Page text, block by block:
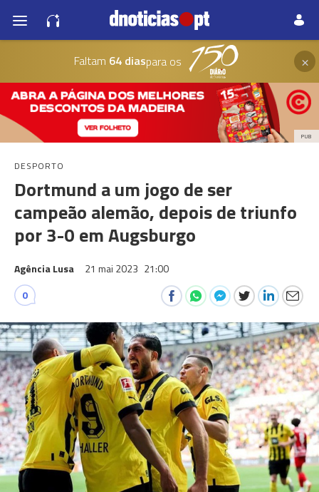
Faltam 64 diaspara os ×
PUB
DESPORTO
Dortmund a um jogo de ser
campeão alemão, depois de triunfo
por 3-0 em Augsburgo
Agência Lusa 21 mai 2023 21:00
0